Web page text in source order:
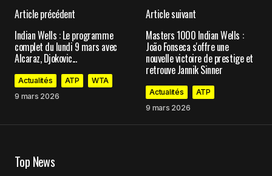
champs obligatoires sont indiqués avec*
Article précédent
Indian Wells : Le programme
complet du lundi 9 mars avec
Alcaraz, Djokovic...
Actualités ATP
WTA
9 mars 2026
Article suivant
Masters 1000 Indian Wells :
João Fonseca s'offre une
nouvelle victoire de prestige et
retrouve Jannik Sinner
Actualités
ATP
9 mars 2026
Top News